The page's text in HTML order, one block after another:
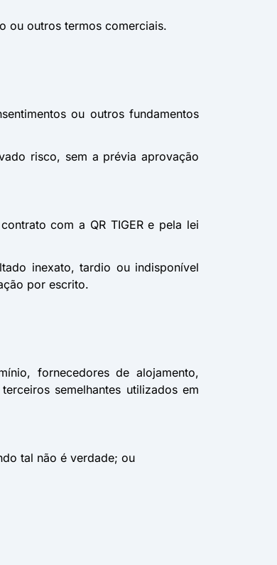
ou outros termos comerciais.
ou outros fundamentos
risco, sem a prévia aprovação
com a QR TIGER e pela lei
inexato, tardio ou indisponível
por escrito.
fornecedores de alojamento,
semelhantes utilizados em
tal não é verdade; ou